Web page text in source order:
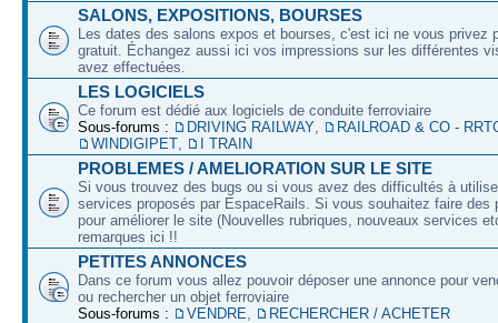
SALONS, EXPOSITIONS, BOURSES
Les dates des salons expos et bourses, c'est ici ne vous privez
gratuit. Échangez aussi ici vos impressions sur les différentes
avez effectuées.
LES LOGICIELS
Ce forum est dédié aux logiciels de conduite ferroviaire
Sous-forums :
DRIVING RAILWAY,
RAILROAD & CO -
WINDIGIPET, I TRAIN
PROBLEMES / AMELIORATION SUR LE SITE
Si vous trouvez des bugs ou si vous avez des difficultés à
services proposés par EspaceRails. Si vous souhaitez faire des
pour améliorer le site (Nouvelles rubriques, nouveaux services
remarques ici !!
PETITES ANNONCES
Dans ce forum vous allez pouvoir déposer une annonce pour
ou rechercher un objet ferroviaire
Sous-forums :
VENDRE, RECHERCHER / ACHETER